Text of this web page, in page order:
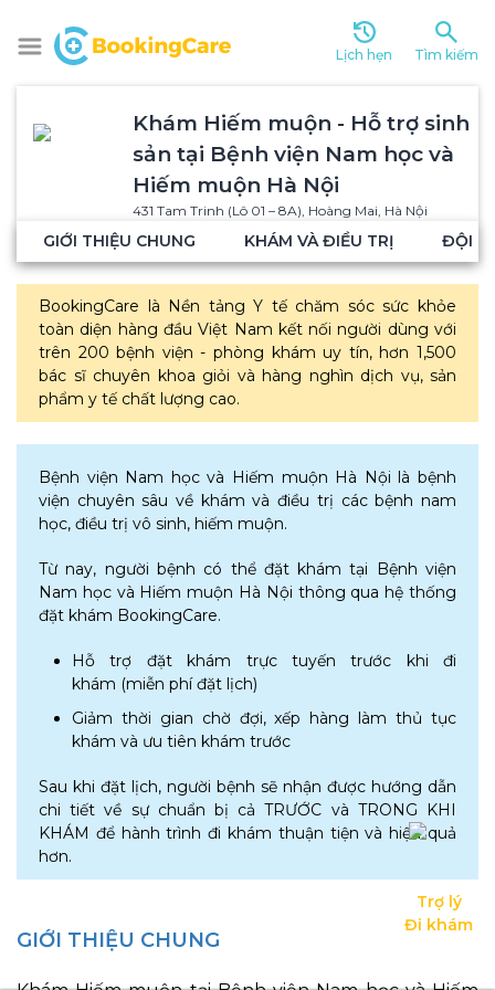
Lịch hẹn Tìm kiếm
Khám Hiếm muộn - Hỗ trợ sinh
sản tại Bệnh viện Nam học và
Hiếm muộn Hà Nội
431 Tam Trinh (Lô 01 – 8A), Hoàng Mai, Hà Nội
GIỚI THIỆU CHUNG KHÁM VÀ ĐIỀU TRỊ ĐỘI
BookingCare là Nền tảng Y tế chăm sóc sức khỏe
toàn diện hàng đầu Việt Nam kết nối người dùng với
trên 200 bệnh viện - phòng khám uy tín, hơn 1,500
bác sĩ chuyên khoa giỏi và hàng nghìn dịch vụ, sản
phẩm y tế chất lượng cao.
Bệnh viện Nam học và Hiếm muộn Hà Nội là bệnh
viện chuyên sâu về khám và điều trị các bệnh nam
học, điều trị vô sinh, hiếm muộn.
Từ nay, người bệnh có thể đặt khám tại Bệnh viện
Nam học và Hiếm muộn Hà Nội thông qua hệ thống
đặt khám BookingCare.
Hỗ trợ đặt khám trực tuyến trước khi đi
khám (miễn phí đặt lịch)
Giảm thời gian chờ đợi, xếp hàng làm thủ tục
khám và ưu tiên khám trước
Sau khi đặt lịch, người bệnh sẽ nhận được hướng dẫn
chi tiết về sự chuẩn bị cả TRƯỚC và TRONG KHI
KHÁM để hành trình đi khám thuận tiện và hiệu quả
hơn.
GIỚI THIỆU CHUNG
Trợ lý
Đi khám